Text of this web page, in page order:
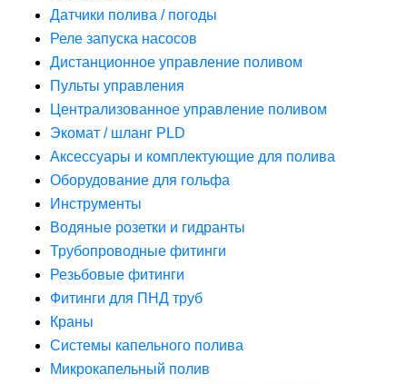
Датчики полива / погоды
Реле запуска насосов
Дистанционное управление поливом
Пульты управления
Централизованное управление поливом
Экомат / шланг PLD
Аксессуары и комплектующие для полива
Оборудование для гольфа
Инструменты
Водяные розетки и гидранты
Трубопроводные фитинги
Резьбовые фитинги
Фитинги для ПНД труб
Краны
Системы капельного полива
Микрокапельный полив